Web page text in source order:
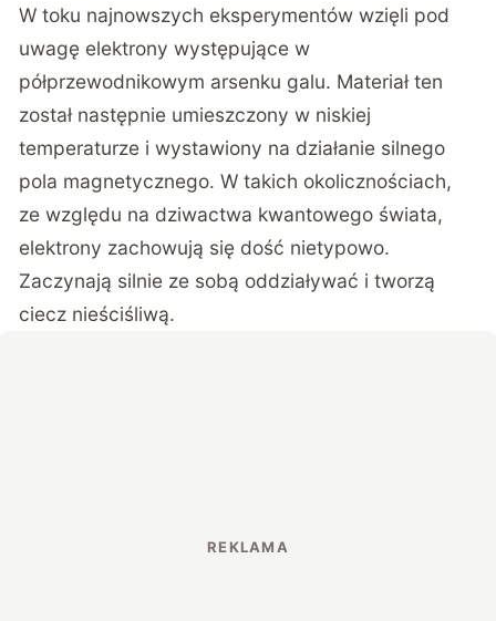
W toku najnowszych eksperymentów wzięli pod
uwagę elektrony występujące w
półprzewodnikowym arsenku galu. Materiał ten
został następnie umieszczony w niskiej
temperaturze i wystawiony na działanie silnego
pola magnetycznego. W takich okolicznościach,
ze względu na dziwactwa kwantowego świata,
elektrony zachowują się dość nietypowo.
Zaczynają silnie ze sobą oddziaływać i tworzą
ciecz nieściśliwą.